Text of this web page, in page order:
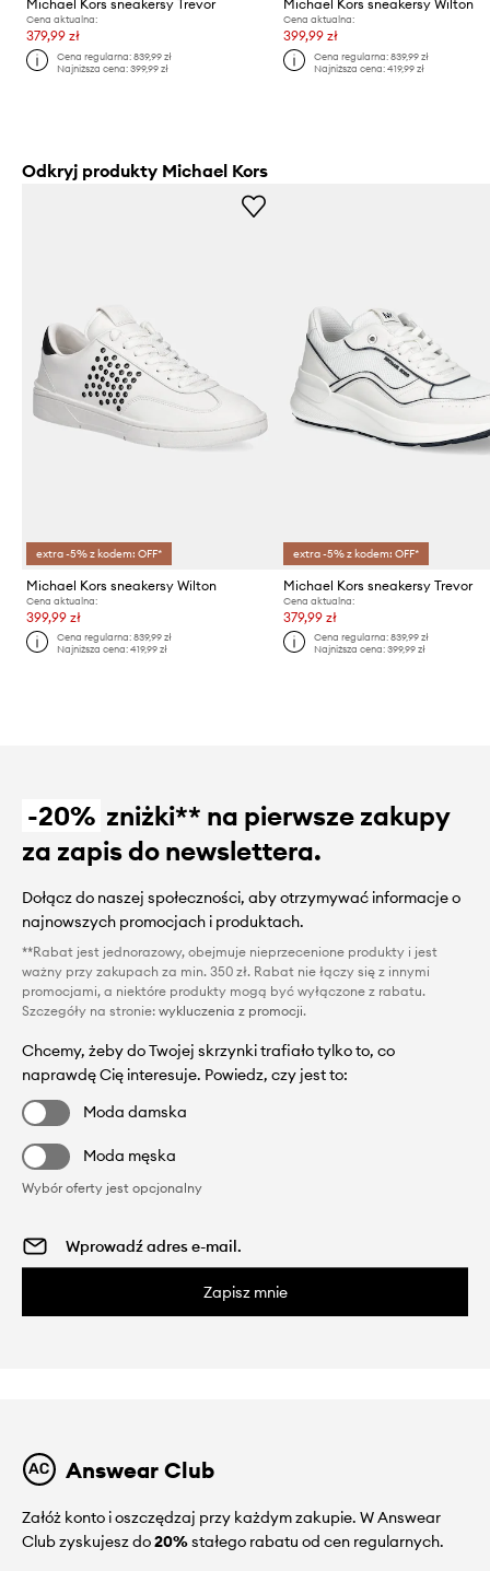
Michael Kors sneakersy Trevor
Cena aktualna:
379,99 zł
Cena regularna:839,99 zł
Najniższa cena:399,99 zł
Michael Kors sneakersy Wilton
Cena aktualna:
399,99 zł
Cena regularna: 839,99 zł
Najniższa cena: 419,99 zł
Odkryj produkty Michael Kors
extra -5% z kodem: OFF*
Michael Kors sneakersy Wilton
Cena aktualna:
399,99 zł
Cena regularna:839,99 zł
Najniższa cena:419,99 zł
extra -5% z kodem: OFF*
Michael Kors sneakersy Trevor
Cena aktualna:
379,99 zł
Cena regularna: 839,99 zł
Najniższa cena: 399,99 zł
-20% zniżki** na pierwsze zakupy
za zapis do newslettera.
Dołącz do naszej społeczności, aby otrzymywać informacje o
najnowszych promocjach i produktach.
**Rabat jest jednorazowy, obejmuje nieprzecenione produkty i jest
ważny przy zakupach za min. 350 zł. Rabat nie łączy się z innymi
promocjami, a niektóre produkty mogą być wyłączone z rabatu.
Szczegóły na stronie: wykluczenia z promocji.
Chcemy, żeby do Twojej skrzynki trafiało tylko to, co
naprawdę Cię interesuje. Powiedz, czy jest to:
Moda damska
Moda męska
Wybór oferty jest opcjonalny
Zapisz mnie
Answear Club
Załóż konto i oszczędzaj przy każdym zakupie. W Answear
Club zyskujesz do20%stałego rabatu od cen regularnych.